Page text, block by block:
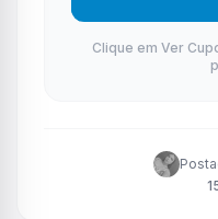
Clique em Ver